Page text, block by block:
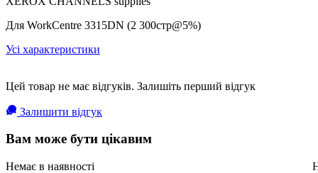
Для WorkCentre 3315DN (2 300cтр@5%)
Усі характеристики
Цей товар не має відгуків. Залишіть перший відгук
Залишити відгук
Вам може бути цікавим
Немає в наявності